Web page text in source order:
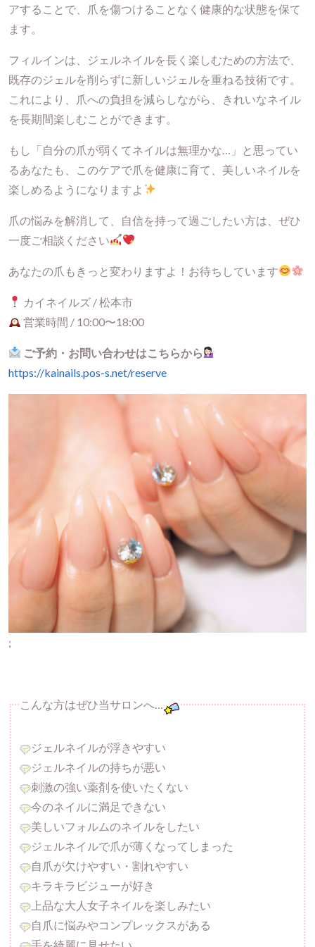
アすることで、爪を傷つけることなく健康的な状態を保て
ます。
フィルインは、ジェルネイルを長く楽しむための方法で、
既存のジェルを削らずに新しいジェルを重ねる技術です。
これにより、爪への負担を減らしながら、きれいなネイル
を長期間楽しむことができます。
もし「自分の爪が弱くてネイルは無理かな…」と思ってい
るあなたも、このケアで爪を健康に育て、美しいネイルを
楽しめるようになりますよ
爪の悩みを解消して、自信を持って過ごしたい方は、ぜひ
一度ご相談ください
あなたの爪もきっと変わりますよ！お待ちしています
カイネイルズ / 松本市
営業時間 / 10:00〜18:00
ご予約・お問い合わせはこちらから
https://kainails.pos-s.net/reserve
;
こんな方はぜひ当サロンへ…
ジェルネイルが浮きやすい
ジェルネイルの持ちが悪い
刺激の強い薬剤を使いたくない
今のネイルに満足できない
美しいフォルムのネイルをしたい
ジェルネイルで爪が薄くなってしまった
自爪が欠けやすい・割れやすい
キラキラビジューが好き
上品な大人女子ネイルを楽しみたい
自爪に悩みやコンプレックスがある